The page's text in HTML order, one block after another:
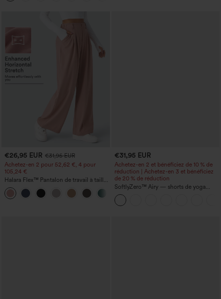
€26,95 EUR €31,95 EUR
Achetez-en 2 pour 52,62 €, 4 pour
105,24 €
Halara Flex™ Pantalon de travail à taille
haute, jambe large, avec poches, en
maille gaufrée
€31,95 EUR
Achetez-en 2 et bénéficiez de 10 % de
réduction | Achetez-en 3 et bénéficiez
de 20 % de réduction
SoftlyZero™ Airy — shorts de yoga
super taille haute 2-en-1 InstantCool
avec poches